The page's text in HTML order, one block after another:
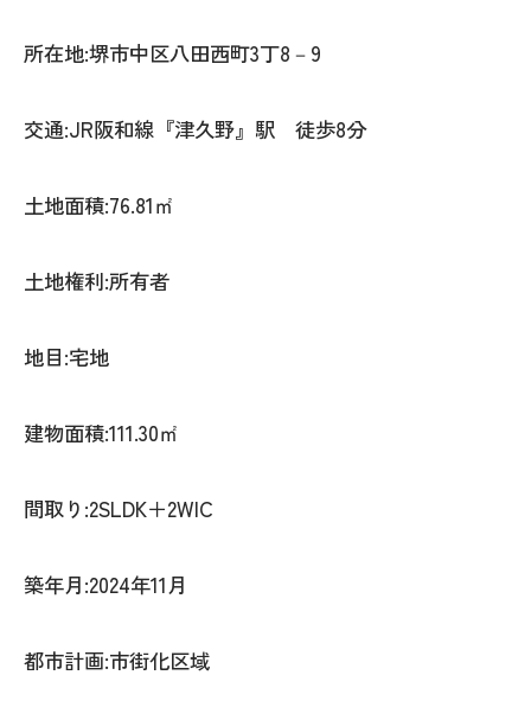
所在地:堺市中区八田西町3丁8－9
交通:JR阪和線『津久野』駅 徒歩8分
土地面積:76.81㎡
土地権利:所有者
地目:宅地
建物面積:111.30㎡
間取り:2SLDK＋2WIC
築年月:2024年11月
都市計画:市街化区域